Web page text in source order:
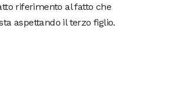
riferimento al fatto che
aspettando il terzo figlio.